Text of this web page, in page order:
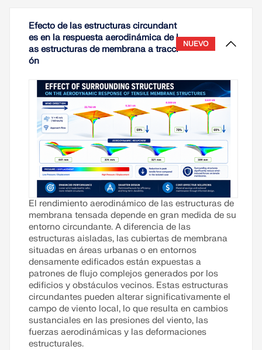
Efecto de las estructuras circundant
es en la respuesta aerodinámica de l
as estructuras de membrana a tracci
ón
NUEVO
El rendimiento aerodinámico de las estructuras de
membrana tensada depende en gran medida de su
entorno circundante. A diferencia de las
estructuras aisladas, las cubiertas de membrana
situadas en áreas urbanas o en entornos
densamente edificados están expuestas a
patrones de flujo complejos generados por los
edificios y obstáculos vecinos. Estas estructuras
circundantes pueden alterar significativamente el
campo de viento local, lo que resulta en cambios
sustanciales en las presiones del viento, las
fuerzas aerodinámicas y las deformaciones
estructurales.